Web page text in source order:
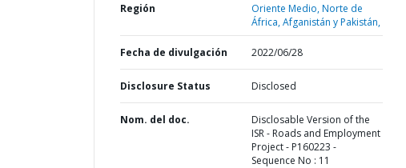
Región
Oriente Medio, Norte de
África, Afganistán y Pakistán,
Fecha de divulgación 2022/06/28
Disclosure Status Disclosed
Nom. del doc.
Disclosable Version of the
ISR - Roads and Employment
Project - P160223 -
Sequence No : 11